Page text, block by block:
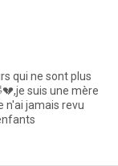
qui ne sont plus
suis une mère
n'ai jamais revu